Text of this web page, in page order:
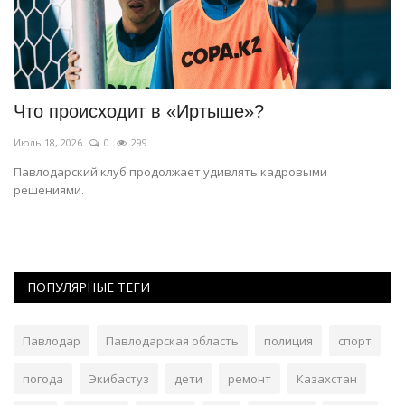
Что происходит в «Иртыше»?
Июль 18, 2026 0 299
Павлодарский клуб продолжает удивлять кадровыми
решениями.
ПОПУЛЯРНЫЕ ТЕГИ
Павлодар Павлодарская область полиция спорт
погода Экибастуз дети ремонт Казахстан